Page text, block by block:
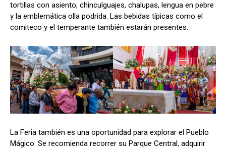
tortillas con asiento, chinculguajes, chalupas, lengua en pebre
y la emblemática olla podrida. Las bebidas típicas como el
comiteco y el temperante también estarán presentes.
La Feria también es una oportunidad para explorar el Pueblo
Mágico. Se recomienda recorrer su Parque Central, adquirir